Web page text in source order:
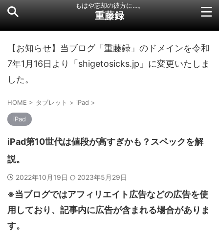
もはや忘却の彼方に…。
重藤録
【お知らせ】当ブログ「重藤録」のドメインを令和
7年1月16日より「shigetosicks.jp」に変更いたしま
した。
HOME > タブレット > iPad >
iPad
iPad第10世代は値段が高すぎかも？スペックを解
説。
2022年10月19日 2023年5月29日
※当ブログではアフィリエイト広告などの広告を使
用しており、記事内に広告が含まれる場合がありま
す。